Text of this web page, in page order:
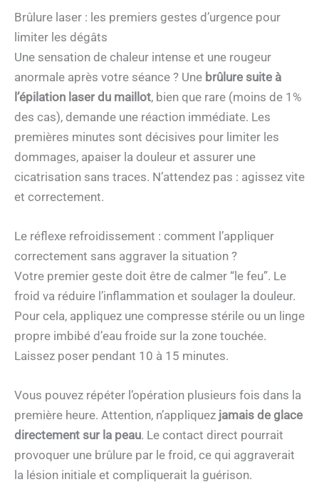
Brûlure laser : les premiers gestes d’urgence pour
limiter les dégâts
Une sensation de chaleur intense et une rougeur
anormale après votre séance ? Une brûlure suite à
l’épilation laser du maillot, bien que rare (moins de 1%
des cas), demande une réaction immédiate. Les
premières minutes sont décisives pour limiter les
dommages, apaiser la douleur et assurer une
cicatrisation sans traces. N’attendez pas : agissez vite
et correctement.
Le réflexe refroidissement : comment l’appliquer
correctement sans aggraver la situation ?
Votre premier geste doit être de calmer “le feu”. Le
froid va réduire l’inflammation et soulager la douleur.
Pour cela, appliquez une compresse stérile ou un linge
propre imbibé d’eau froide sur la zone touchée.
Laissez poser pendant 10 à 15 minutes.
Vous pouvez répéter l’opération plusieurs fois dans la
première heure. Attention, n’appliquez jamais de glace
directement sur la peau. Le contact direct pourrait
provoquer une brûlure par le froid, ce qui aggraverait
la lésion initiale et compliquerait la guérison.